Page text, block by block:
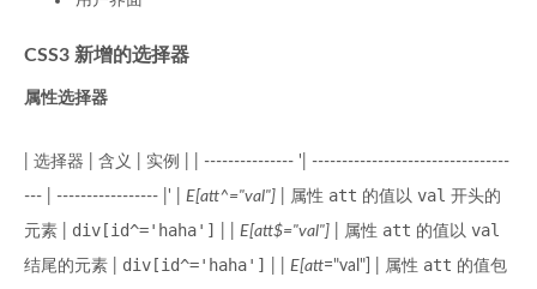
CSS3 新增的选择器
属性选择器
| 选择器 | 含义 | 实例 | | --------------- '| ---------------------------------
--- | ----------------- |' | E[att^="val"] | 属性 att 的值以 val 开头的
元素 | div[id^='haha'] E[att$="val"] | 属性 att 的值以 val
结尾的元素 | div[id^='haha'] E[att="val"] | 属性 att 的值包